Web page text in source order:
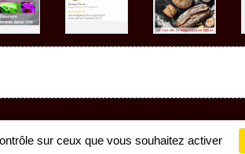
Gestion des cookies
sur ceux que vous souhaitez activer